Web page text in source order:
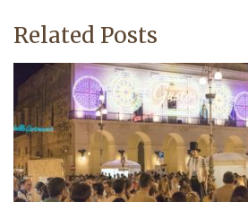
Related Posts